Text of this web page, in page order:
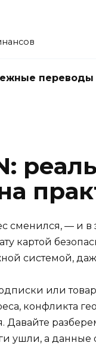
переводы
сменился, — и
картой
системой,
или
конфликта
ушли, а данные